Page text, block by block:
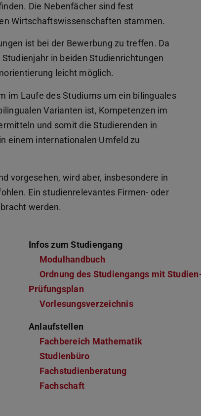
Die Nebenfächer sind fest
Wirtschaftswissenschaften stammen.
ist bei der Bewerbung zu treffen. Da
in beiden Studienrichtungen
leicht möglich.
im Laufe des Studiums um ein bilinguales
Varianten ist, Kompetenzen im
und somit die Studierenden in
einem internationalen Umfeld zu
vorgesehen, wird aber, insbesondere in
Ein studienrelevantes Firmen- oder
werden.
Infos zum Studiengang
Modulhandbuch
Ordnung des Studiengangs mit
Prüfungsplan
Vorlesungsverzeichnis
Anlaufstellen
Fachbereich Mathematik
Studienbüro
Fachstudienberatung
Fachschaft